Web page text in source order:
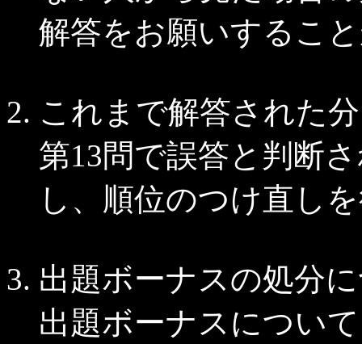
解答をお願いするこ
これまで解答された
第13問で誤答と判断
し、順位のつけ直し
出題ボーナスの処分
出題ボーナスについ